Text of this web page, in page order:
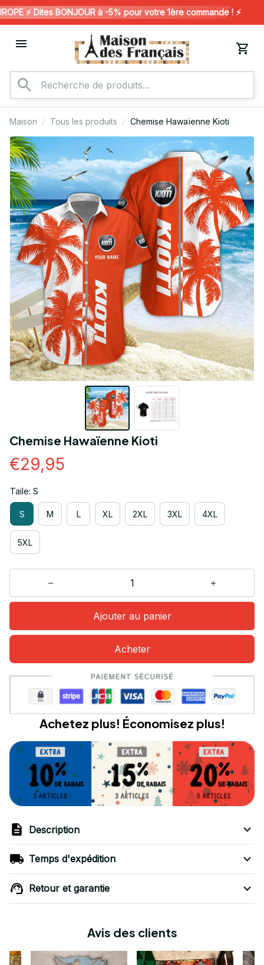
⚡️ Dites BONJOUR à -5% pour votre 1ère commande ! ⚡️
Maison Tous les produits Chemise Hawaïenne Kioti
Chemise Hawaïenne Kioti
€29,95
Taile: S
S M L XL 2XL 3XL 4XL
5XL
Ajouter au panier
Acheter
Achetez plus! Économisez plus!
Description
Temps d'expédition
Retour et garantie
Avis des clients